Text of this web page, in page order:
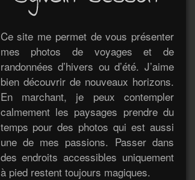
Ce site me permet de vous présenter
mes photos de voyages et de
randonnées d’hivers ou d’été. J’aime
bien découvrir de nouveaux horizons.
En marchant, je peux contempler
calmement les paysages prendre du
temps pour des photos qui est aussi
une de mes passions. Passer dans
des endroits accessibles uniquement
à pied restent toujours magiques.